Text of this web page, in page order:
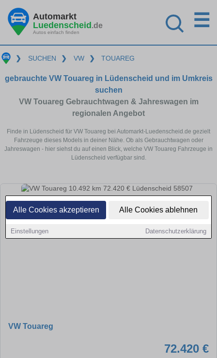
Alle Cookies akzeptieren Alle Cookies ablehnen
Einstellungen Datenschutzerklärung
Automarkt
Luedenscheid.de
Autos einfach finden
☰
❯ SUCHEN ❯ VW ❯ TOUAREG
gebrauchte VW Touareg in Lüdenscheid und im Umkreis
suchen
VW Touareg Gebrauchtwagen & Jahreswagen im
regionalen Angebot
Finde in Lüdenscheid für VW Touareg bei Automarkt-Luedenscheid.de gezielt
Fahrzeuge dieses Models in deiner Nähe. Ob als Gebrauchtwagen oder
Jahreswagen - hier siehst du auf einen Blick, welche VW Touareg Fahrzeuge in
Lüdenscheid verfügbar sind.
VW Touareg
72.420 €